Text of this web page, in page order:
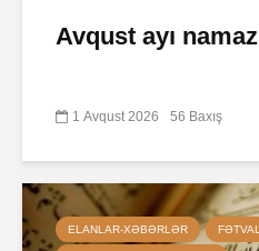
Avqust ayı
1 Avqust 2026 56 Baxış
ELANLAR-XƏBƏRLƏR